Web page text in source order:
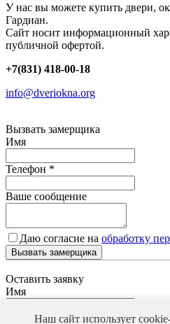
У нас вы можете купить двери,
Гардиан.
Сайт носит информационный
публичной офертой.
+7(831) 418-00-18
info@dveriokna.org
Вызвать замерщика
Имя
Телефон *
Ваше сообщение
Даю согласие на обработку
Вызвать замерщика
Оставить заявку
Имя
Телефон*
Наш сайт использует